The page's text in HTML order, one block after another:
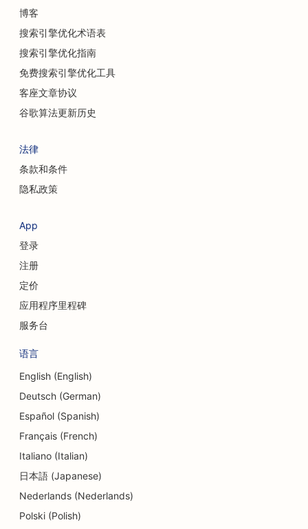
博客
搜索引擎优化术语表
搜索引擎优化指南
免费搜索引擎优化工具
客座文章协议
谷歌算法更新历史
法律
条款和条件
隐私政策
App
登录
注册
定价
应用程序里程碑
服务台
语言
English (English)
Deutsch (German)
Español (Spanish)
Français (French)
Italiano (Italian)
日本語 (Japanese)
Nederlands (Nederlands)
Polski (Polish)